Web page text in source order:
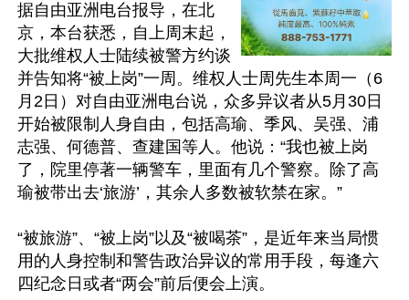
据自由亚洲电台报导，在北
京，本台获悉，自上周末起，
大批维权人士陆续被警方约谈
并告知将“被上岗”一周。维权人士周先生本周一（6
月2日）对自由亚洲电台说，众多异议者从5月30日
开始被限制人身自由，包括高瑜、季风、吴强、浦
志强、何德普、查建国等人。他说：“我也被上岗
了，院里停著一辆警车，里面有几个警察。除了高
瑜被带出去‘旅游’，其余人多数被软禁在家。”
“被旅游”、“被上岗”以及“被喝茶”，是近年来当局惯
用的人身控制和警告政治异议的常用手段，每逢六
四纪念日或者“两会”前后便会上演。